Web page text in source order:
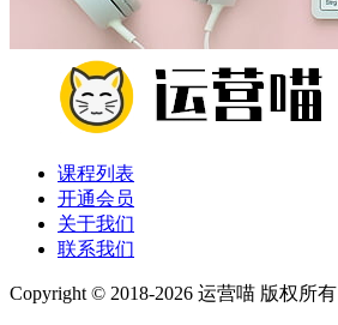
课程列表
开通会员
关于我们
联系我们
Copyright © 2018-2026 运营喵 版权所有